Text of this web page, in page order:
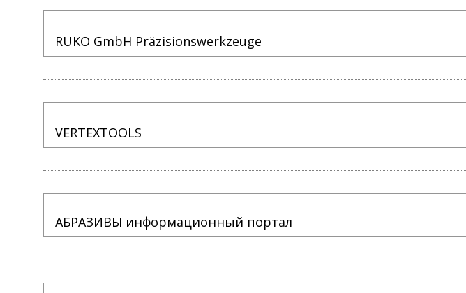
RUKO GmbH Präzisionswerkzeuge
VERTEXTOOLS
АБРАЗИВЫ информационный портал